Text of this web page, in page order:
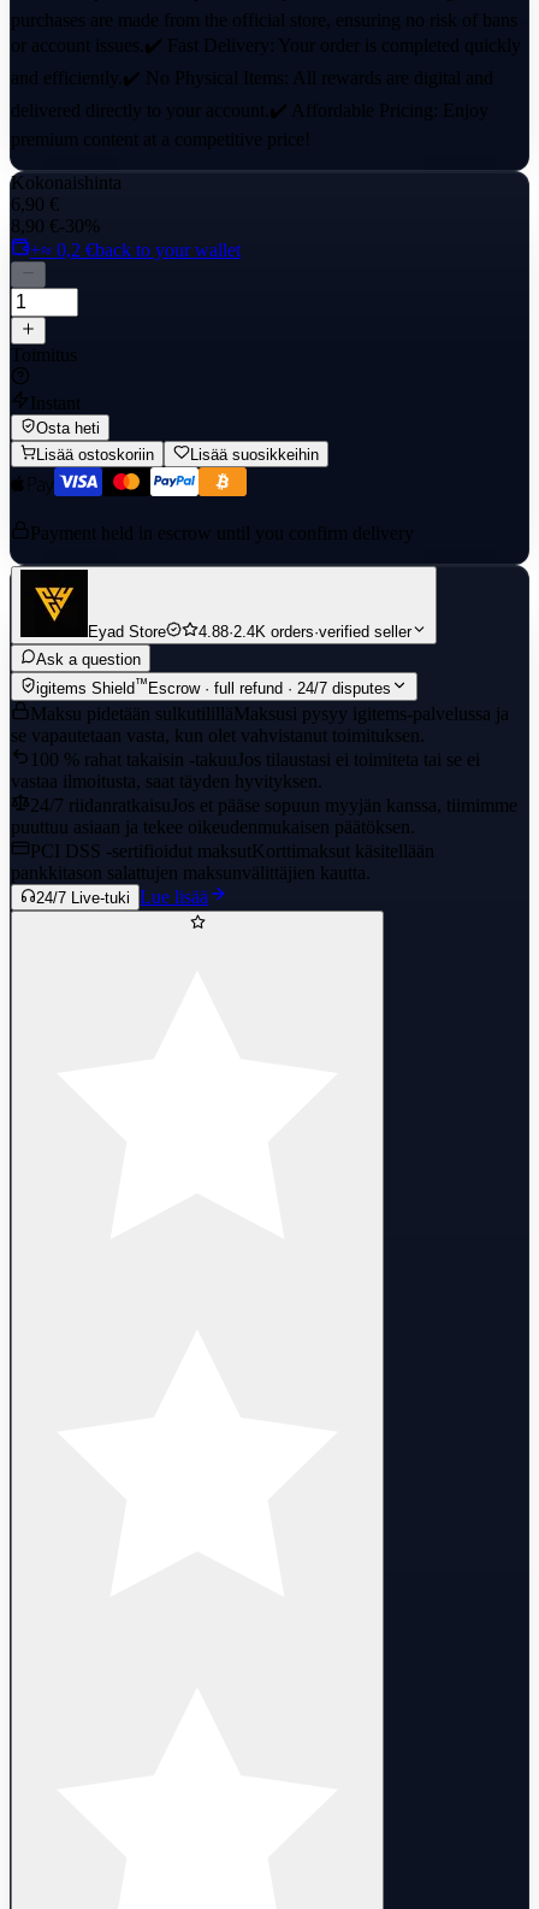
purchases are made from the official store, ensuring no risk of bans
or account issues.✔️ Fast Delivery: Your order is completed quickly
and efficiently.✔️ No Physical Items: All rewards are digital and
delivered directly to your account.✔️ Affordable Pricing: Enjoy
premium content at a competitive price!
Kokonaishinta
6,90 €
8,90 €-30%
+≈ 0,2 €back to your wallet
Toimitus
Instant
Osta heti
Lisää ostoskoriin
Lisää suosikkeihin
Payment held in escrow until you confirm delivery
Eyad Store 4.88·2.4K orders·verified seller
Ask a question
igitems Shield™ Escrow · full refund · 24/7 disputes
Maksu pidetään sulkutililläMaksusi pysyy igitems-palvelussa ja
se vapautetaan vasta, kun olet vahvistanut toimituksen.
100 % rahat takaisin -takuu Jos tilaustasi ei toimiteta tai se ei
vastaa ilmoitusta, saat täyden hyvityksen.
24/7 riidanratkaisu Jos et pääse sopuun myyjän kanssa, tiimimme
puuttuu asiaan ja tekee oikeudenmukaisen päätöksen.
PCI DSS -sertifioidut maksutKorttimaksut käsitellään
pankkitason salattujen maksunvälittäjien kautta.
24/7 Live-tuki Lue lisää